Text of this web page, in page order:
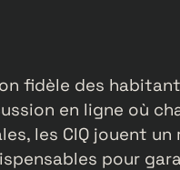
fidèle des
en ligne où
les CIQ jouent un
pour